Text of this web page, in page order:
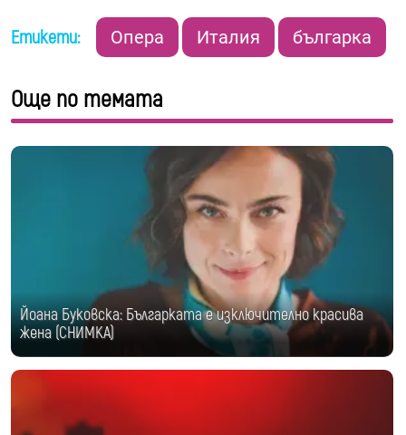
Етикети: Опера Италия българка
Още по темата
Йоана Буковска: Българката е изключително красива
жена (СНИМКА)